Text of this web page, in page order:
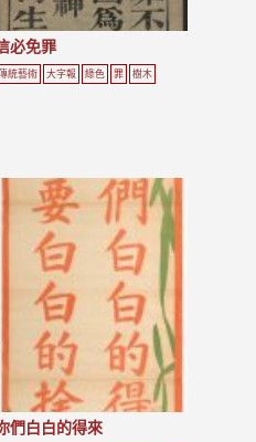
必免罪
統藝術 大字報 綠色 罪 樹木
們白白的得來